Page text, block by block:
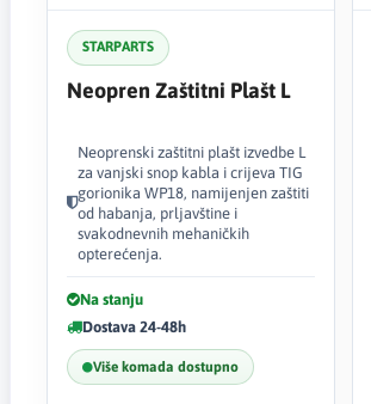
STARPARTS
Neopren Zaštitni Plašt L
Neoprenski zaštitni plašt izvedbe L
za vanjski snop kabla i crijeva TIG
gorionika WP18, namijenjen zaštiti
od habanja, prljavštine i
svakodnevnih mehaničkih
opterećenja.
Na stanju
Dostava 24-48h
Više komada dostupno